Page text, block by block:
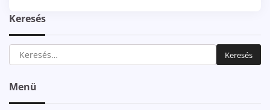
Keresés
Keresés:
Menü